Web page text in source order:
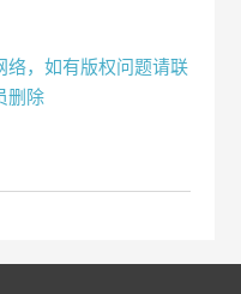
络，如有版权问题请联
删除